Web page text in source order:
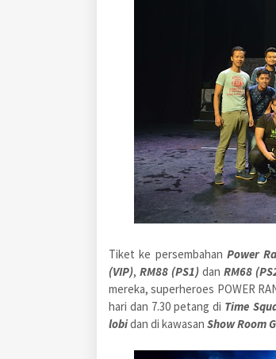
Tiket ke persembahan Power
(VIP), RM88 (PS1)dan RM68
mereka, superheroes POWER
hari dan 7.30 petang di Time
lobidan di kawasan Show Room